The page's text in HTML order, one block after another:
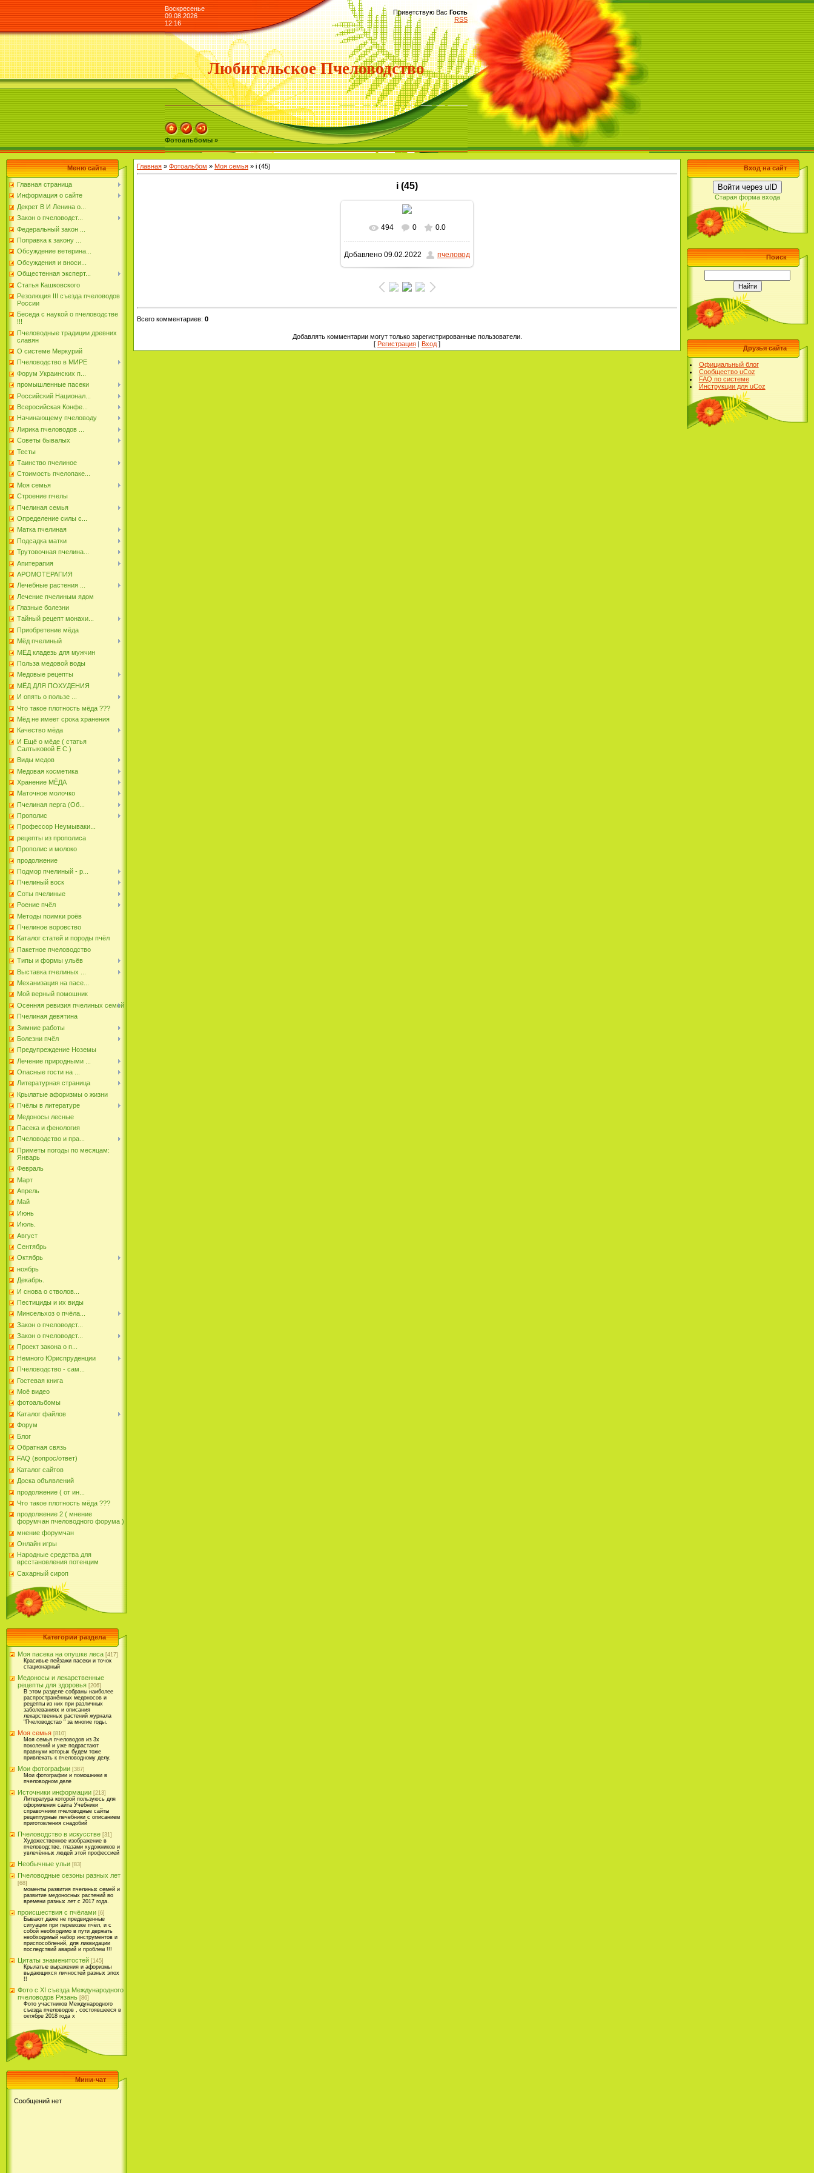
Воскресенье
09.08.2026
12:16
Приветствую Вас Гость
RSS
Любительское Пчеловодство
Фотоальбомы »
Меню сайта
Главная страница
Информация о сайте
Декрет В И Ленина о...
Закон о пчеловодст...
Федеральный закон ...
Поправка к закону ...
Обсуждение ветерина...
Обсуждения и вноси...
Общестенная эксперт...
Статья Кашковского
Резолюция III съезда пчеловодов
России
Беседа с наукой о пчеловодстве
!!!
Пчеловодные традиции древних
славян
О системе Меркурий
Пчеловодство в МИРЕ
Форум Украинских п...
промышленные пасеки
Российский Национал...
Всеросийская Конфе...
Начинающему пчеловоду
Лирика пчеловодов ...
Советы бывалых
Тесты
Таинство пчелиное
Стоимость пчелопаке...
Моя семья
Строение пчелы
Пчелиная семья
Определение силы с...
Матка пчелиная
Подсадка матки
Трутовочная пчелина...
Апитерапия
АРОМОТЕРАПИЯ
Лечебные растения ...
Лечение пчелиным ядом
Глазные болезни
Тайный рецепт монахи...
Приобретение мёда
Мёд пчелиный
МЁД кладезь для мужчин
Польза медовой воды
Медовые рецепты
МЁД ДЛЯ ПОХУДЕНИЯ
И опять о пользе ...
Что такое плотность мёда ???
Мёд не имеет срока хранения
Качество мёда
И Ещё о мёде ( статья
Салтыковой Е С )
Виды медов
Медовая косметика
Хранение МЁДА
Маточное молочко
Пчелиная перга (Об...
Прополис
Профессор Неумываки...
рецепты из прополиса
Прополис и молоко
продолжение
Подмор пчелиный - р...
Пчелиный воск
Соты пчелиные
Роение пчёл
Методы поимки роёв
Пчелиное воровство
Каталог статей и породы пчёл
Пакетное пчеловодство
Типы и формы ульёв
Выставка пчелиных ...
Механизация на пасе...
Мой верный помошник
Осенняя ревизия пчелиных семей
Пчелиная девятина
Зимние работы
Болезни пчёл
Предупреждение Ноземы
Лечение природными ...
Опасные гости на ...
Литературная страница
Крылатые афоризмы о жизни
Пчёлы в литературе
Медоносы лесные
Пасека и фенология
Пчеловодство и пра...
Приметы погоды по месяцам:
Январь
Февраль
Март
Апрель
Май
Июнь
Июль.
Август
Сентябрь
Октябрь
ноябрь
Декабрь.
И снова о стволов...
Пестициды и их виды
Минсельхоз о пчёла...
Закон о пчеловодст...
Закон о пчеловодст...
Проект закона о п...
Немного Юриспруденции
Пчеловодство - сам...
Гостевая книга
Моё видео
фотоальбомы
Каталог файлов
Форум
Блог
Обратная связь
FAQ (вопрос/ответ)
Каталог сайтов
Доска объявлений
продолжение ( от ин...
Что такое плотность мёда ???
продолжение 2 ( мнение
форумчан пчеловодного форума )
мнение форумчан
Онлайн игры
Народные средства для
врсстановления потенцим
Сахарный сироп
Категории раздела
Моя пасека на опушке леса [417]
Красивые пейзажи пасеки и точок
стационарный
Медоносы и лекарственные
рецепты для здоровья [206]
В этом разделе собраны наиболее
распространённых медоносов и
рецепты из них при различных
заболеваниях и описания
лекарственных растений журнала
"Пчеловодстао " за многие годы.
Моя семья [810]
Моя семья пчеловодов из 3х
поколений и уже подрастают
правнуки которых будем тоже
привлекать к пчеловодному делу.
Мои фотографии [387]
Мои фотографии и помошники в
пчеловодном деле
Источники информации [213]
Литература которой пользуюсь для
оформления сайта Учебники
справочники пчеловодные сайты
рецептурные лечебники с описанием
приготовления снадобий
Пчеловодство в искусстве [31]
Художественное изображение в
пчеловодстве, глазами художников и
увлечённых людей этой профессией
Необычные ульи [83]
Пчеловодные сезоны разных лет
[68]
моменты развития пчелиных семей и
развитие медоносных растений во
времени разных лет с 2017 года.
происшествия с пчёлами [6]
Бывают даже не предвиденные
ситуации при перевозке пчёл, и с
собой необходимо в пути держать
необходимый набор инструментов и
приспособлений, для ликвидации
последствий аварий и проблем !!!
Цитаты знаменитостей [145]
Крылатые выражения и афоризмы
выдающихся личностей разных эпох
!!
Фото с XI съезда Международного
пчеловодов Рязань [86]
Фото участников Международного
съезда пчеловодов , состоявшееся в
октябре 2018 года х
Мини-чат
Главная » Фотоальбом » Моя семья » i (45)
i (45)
В реальном размере
1680x1260/ 103.0Kb
494 0 0.0
Добавлено 09.02.2022 пчеловод
Всего комментариев: 0
Добавлять комментарии могут только зарегистрированные пользователи.
[ Регистрация Вход]
Вход на сайт
Войти через uID
Старая форма входа
Поиск
Друзья сайта
Официальный блог
Сообщество uCoz
FAQ по системе
Инструкции для uCoz